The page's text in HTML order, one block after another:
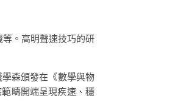
。高明聲速技巧的研
森頒發在《數學與物
疇開端呈現疾速、穩